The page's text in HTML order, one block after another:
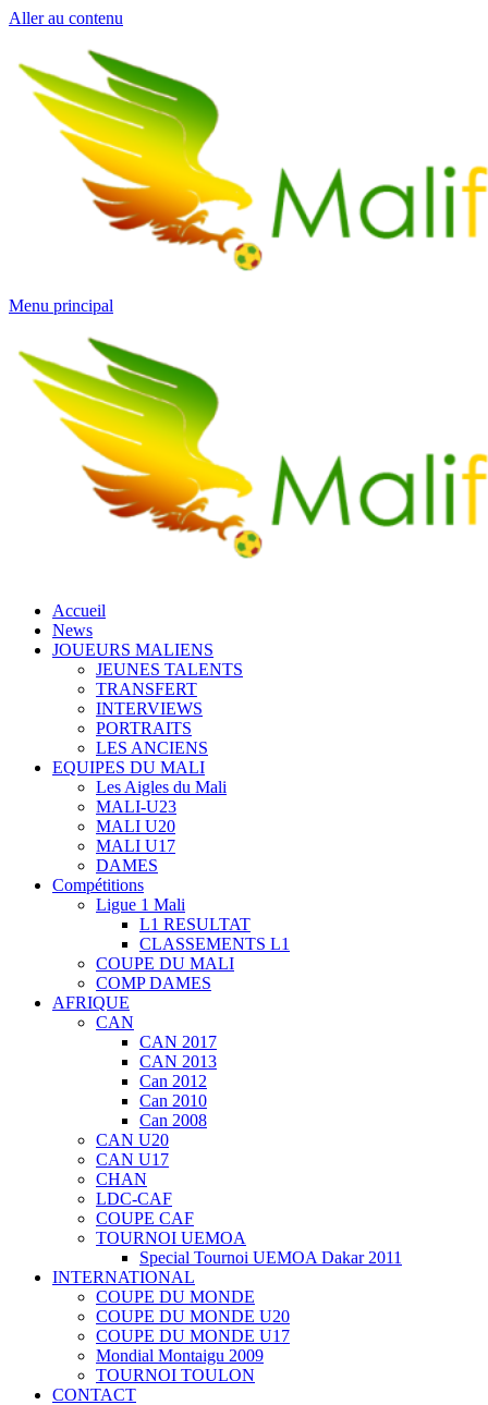
Aller au contenu
Menu principal
Accueil
News
JOUEURS MALIENS
JEUNES TALENTS
TRANSFERT
INTERVIEWS
PORTRAITS
LES ANCIENS
EQUIPES DU MALI
Les Aigles du Mali
MALI-U23
MALI U20
MALI U17
DAMES
Compétitions
Ligue 1 Mali
L1 RESULTAT
CLASSEMENTS L1
COUPE DU MALI
COMP DAMES
AFRIQUE
CAN
CAN 2017
CAN 2013
Can 2012
Can 2010
Can 2008
CAN U20
CAN U17
CHAN
LDC-CAF
COUPE CAF
TOURNOI UEMOA
Special Tournoi UEMOA Dakar 2011
INTERNATIONAL
COUPE DU MONDE
COUPE DU MONDE U20
COUPE DU MONDE U17
Mondial Montaigu 2009
TOURNOI TOULON
CONTACT